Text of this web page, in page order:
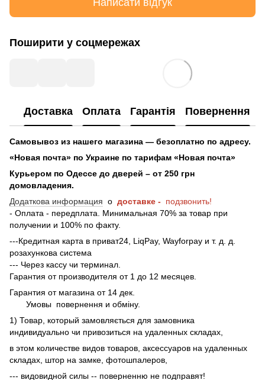
Написати відгук
Поширити у соцмережах
Доставка Оплата Гарантія Повернення
Самовывоз из нашего магазина — безоплатно по адресу.
«Новая почта» по Украине по тарифам «Новая почта»
Курьером по Одессе до дверей – от 250 грн
домовладения.
Додаткова информация о доставке - подзвонить!
- Оплата - передплата. Минимальная 70% за товар при
получении и 100% по факту.
---Кредитная карта в приват24, LiqPay, Wayforpay и т. д. д.
розахункова система
--- Через кассу чи терминал.
Гарантия от производителя от 1 до 12 месяцев.
Гарантия от магазина от 14 дек.
Умовы повернення и обміну.
1) Товар, который замовляється для замовника
индивидуально чи привозиться на удаленных складах,
в этом количестве видов товаров, аксессуаров на удаленных
складах, штор на замке, фотошпалеров,
--- видовидной силы -- поверненню не подправят!